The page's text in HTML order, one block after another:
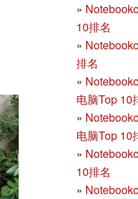
»
10排名
»
排名
»
电脑Top 10
»
电脑Top 10
»
10排名
»